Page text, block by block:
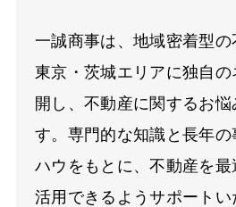
一誠商事は、地域密着型
東京・茨城エリアに独自
開し、不動産に関するお
す。専門的な知識と長年
ハウをもとに、不動産を最
活用できるようサポート